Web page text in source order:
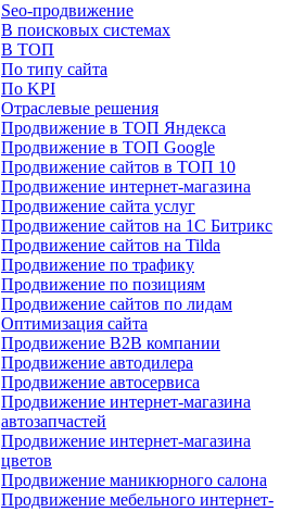
Seo-продвижение
В поисковых системах
В ТОП
По типу сайта
По KPI
Отраслевые решения
Продвижение в ТОП Яндекса
Продвижение в ТОП Google
Продвижение сайтов в ТОП 10
Продвижение интернет-магазина
Продвижение сайта услуг
Продвижение сайтов на 1С Битрикс
Продвижение сайтов на Tilda
Продвижение по трафику
Продвижение по позициям
Продвижение сайтов по лидам
Оптимизация сайта
Продвижение B2B компании
Продвижение автодилера
Продвижение автосервиса
Продвижение интернет-магазина
автозапчастей
Продвижение интернет-магазина
цветов
Продвижение маникюрного салона
Продвижение мебельного интернет-